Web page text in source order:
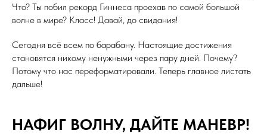
Что? Ты побил рекорд Гиннеса проехав по самой большой
волне в мире? Класс! Давай, до свидания!
Сегодня всё всем по барабану. Настоящие достижения
становятся никому ненужными через пару дней. Почему?
Потому что нас переформатировали. Теперь главное листать
дальше!
НАФИГ ВОЛНУ, ДАЙТЕ МАНЕВР!